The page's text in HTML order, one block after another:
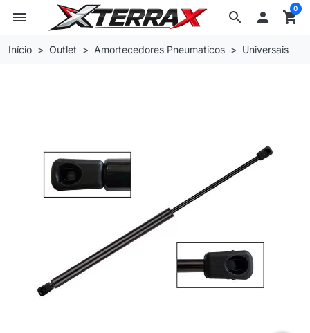
search
menu  shopping_cart
0
Início Outlet Amortecedores Pneumaticos Universais